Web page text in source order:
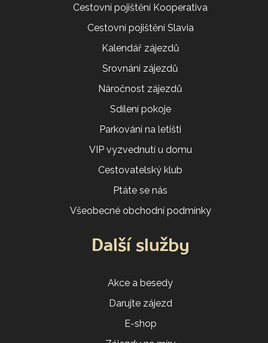
Cestovní pojištění Kooperativa
Cestovní pojištění Slavia
Kalendář zájezdů
Srovnání zájezdů
Náročnost zájezdů
Sdílení pokoje
Parkování na letišti
VIP vyzvednutí u domu
Cestovatelský klub
Ptáte se nás
Všeobecné obchodní podmínky
Další služby
Akce a besedy
Darujte zájezd
E-shop